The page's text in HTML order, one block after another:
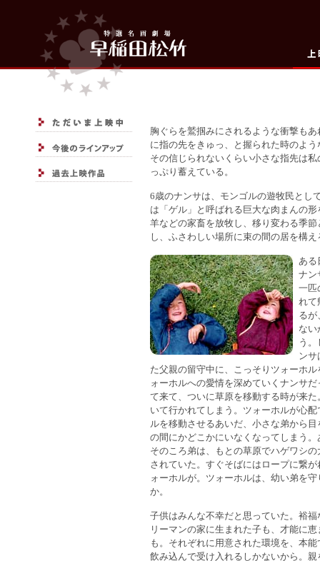
胸ぐらを鷲掴みにされるような衝撃も
に指の先をきゅっ、と握られた時のよ
その信じられないくらい小さな指先は
っぷり蓄えている。
6歳のナンサは、モンゴルの遊牧民とし
は「ゲル」と呼ばれる巨大な肉まんの
羊などの家畜を放牧し、移り変わる季
し、ふさわしい場所に束の間の居を構
ある
ナン
一匹
れて
るが
ない
う
ン
た父親の留守中に、こっそりツォーホ
ォーホルへの愛情を深めていくナンサ
て来て、ついに草原を移動する時が来
いて行かれてしまう。ツォーホルが心
ルを移動させるあいだ、小さな弟から
の間にかどこかにいなくなってしまう
そのころ弟は、もとの草原でハゲワシ
されていた。すぐそばにはロープに繋
ォーホルが。ツォーホルは、幼い弟を
か。
子供はみんな不幸だと思っていた。裕
リーマンの家に生まれた子も、才能に
も。それぞれに用意された環境を、本
飲み込んで受け入れるしかないから。